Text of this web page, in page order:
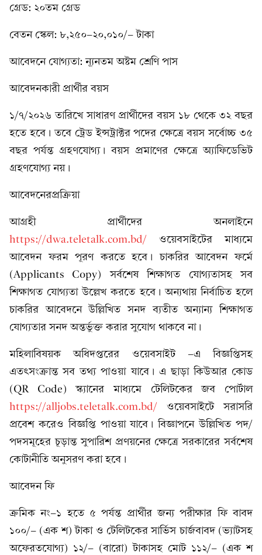
গ্রেড: ২০তম গ্রেড
বেতন স্কেল: ৮,২৫০-২০,০১০/- টাকা
আবেদনে যোগ্যতা: ন্যূনতম অষ্টম শ্রেণি পাস
আবেদনকারী প্রার্থীর বয়স
১/৭/২০২৬ তারিখে সাধারণ প্রার্থীদের বয়স ১৮ থেকে ৩২ বছর
হতে হবে। তবে ট্রেড ইন্সট্রাক্টর পদের ক্ষেত্রে বয়স সর্বোচ্চ ৩৫
বছর পর্যন্ত গ্রহণযোগ্য। বয়স প্রমাণের ক্ষেত্রে অ্যাফিডেভিট
গ্রহণযোগ্য নয়।
আবেদনেরপ্রক্রিয়া
আগ্রহী প্রার্থীদের অনলাইনে
https://dwa.teletalk.com.bd/ ওয়েবসাইটের মাধ্যমে
আবেদন ফরম পূরণ করতে হবে। চাকরির আবেদন ফর্মে
(Applicants Copy) সর্বশেষ শিক্ষাগত যোগ্যতাসহ সব
শিক্ষাগত যোগ্যতা উল্লেখ করতে হবে। অন্যথায় নির্বাচিত হলে
চাকরির আবেদনে উল্লিখিত সনদ ব্যতীত অন্যান্য শিক্ষাগত
যোগ্যতার সনদ অন্তর্ভুক্ত করার সুযোগ থাকবে না।
মহিলাবিষয়ক অধিদপ্তরের ওয়েবসাইট -এ বিজ্ঞপ্তিসহ
এতৎসংক্রান্ত সব তথ্য পাওয়া যাবে। এ ছাড়া কিউআর কোড
(QR Code) স্ক্যানের মাধ্যমে টেলিটকের জব পোর্টাল
https://alljobs.teletalk.com.bd/ ওয়েবসাইটে সরাসরি
প্রবেশ করেও বিজ্ঞপ্তি পাওয়া যাবে। বিজ্ঞাপনে উল্লিখিত পদ/
পদসমূহের চূড়ান্ত সুপারিশ প্রণয়নের ক্ষেত্রে সরকারের সর্বশেষ
কোটানীতি অনুসরণ করা হবে।
আবেদন ফি
ক্রমিক নং-১ হতে ৫ পর্যন্ত প্রার্থীর জন্য পরীক্ষার ফি বাবদ
১০০/- (এক শ) টাকা ও টেলিটকের সার্ভিস চার্জবাবদ (ভ্যাটসহ
অফেরতযোগ্য) ১২/- (বারো) টাকাসহ মোট ১১২/- (এক শ